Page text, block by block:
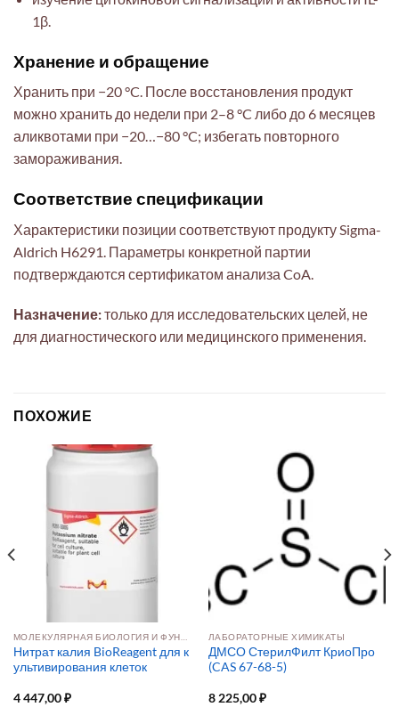
1β.
Хранение и обращение
Хранить при −20 °C. После восстановления продукт
можно хранить до недели при 2–8 °C либо до 6 месяцев
аликвотами при −20…−80 °C; избегать повторного
замораживания.
Соответствие спецификации
Характеристики позиции соответствуют продукту Sigma-
Aldrich H6291. Параметры конкретной партии
подтверждаются сертификатом анализа CoA.
Назначение:только для исследовательских целей, не
для диагностического или медицинского применения.
ПОХОЖИЕ
Нитрат калия BioReagent для к
ультивирования клеток
4 447,00₽
ЛАБОРАТОРНЫЕ ХИМИКАТЫ
ДМСО СтерилФилт КриоПро
(CAS 67-68-5)
8 225,00₽